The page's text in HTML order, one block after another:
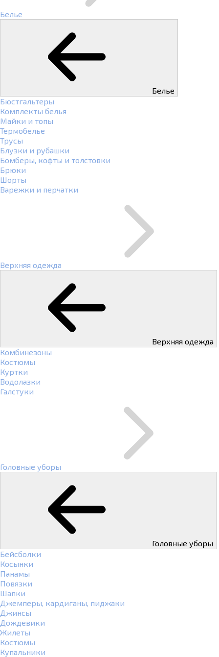
Белье
Белье
Бюстгальтеры
Комплекты белья
Майки и топы
Термобелье
Трусы
Блузки и рубашки
Бомберы, кофты и толстовки
Брюки
Шорты
Варежки и перчатки
Верхняя одежда
Верхняя одежда
Комбинезоны
Костюмы
Куртки
Водолазки
Галстуки
Головные уборы
Головные уборы
Бейсболки
Косынки
Панамы
Повязки
Шапки
Джемперы, кардиганы, пиджаки
Джинсы
Дождевики
Жилеты
Костюмы
Купальники